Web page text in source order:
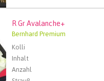
R Gr Avalanche+
Bernhard Premium
Kolli
Inhalt
Anzahl